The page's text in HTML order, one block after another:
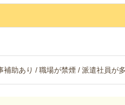
補助あり / 職場が禁煙 / 派遣社員が